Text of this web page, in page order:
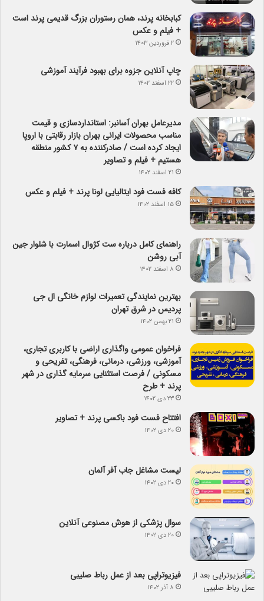
کبابخانه پرند، همان رستوران بزرگ قدیمی پرند است
+ فیلم و عکس
۲ فروردین ۱۴۰۳
چاپ آنلاین جزوه برای بهبود فرآیند آموزشی
۲۲ اسفند ۱۴۰۲
مدیرعامل بهران آسانبر: استانداردسازی و قیمت
مناسب محصولات ایرانی بهران بازار رقابتی با اروپا
ایجاد کرده است / صادرکننده به ۷ کشور منطقه
هستیم + فیلم و تصاویر
۲۱ اسفند ۱۴۰۲
کافه فست فود ایتالیایی لونا پرند + فیلم و عکس
۱۵ اسفند ۱۴۰۲
راهنمای کامل درباره ست کژوال اسمارت با شلوار جین
آبی روشن
۸ اسفند ۱۴۰۲
بهترین نمایندگی تعمیرات لوازم خانگی ال جی
پردیس در شرق تهران
۲۱ بهمن ۱۴۰۲
فراخوان عمومی واگذاری اراضی با کاربری تجاری،
آموزشی، ورزشی، درمانی، فرهنگی، تفریحی و
مسکونی / فرصت استثنایی سرمایه گذاری در شهر
پرند + طرح
۲۳ دی ۱۴۰۲
افتتاح فست فود باکسی پرند + تصاویر
۲۰ دی ۱۴۰۲
لیست مشاغل جاب آفر آلمان
۲۰ دی ۱۴۰۲
سوال پزشکی از هوش مصنوعی آنلاین
۲۰ دی ۱۴۰۲
فیزیوتراپی بعد از عمل رباط صلیبی
۸ آذر ۱۴۰۲